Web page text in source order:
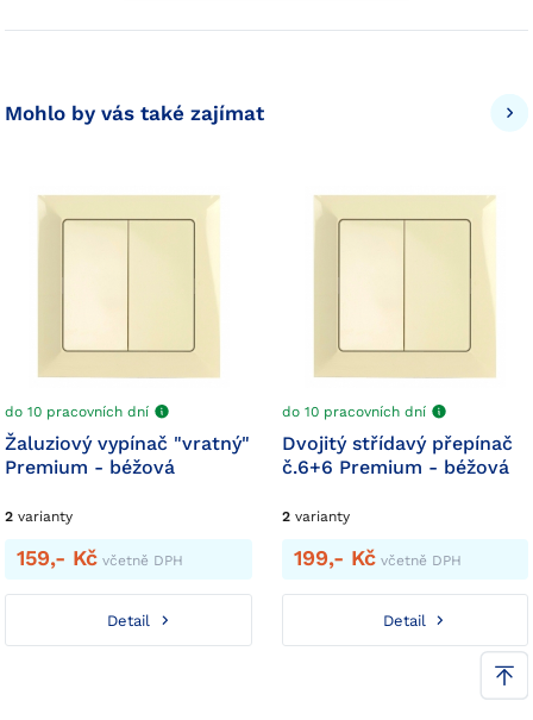
Mohlo by vás také zajímat
do 10 pracovních dní
Žaluziový vypínač "vratný"
Premium - béžová
2 varianty
159,- Kč včetně DPH
Detail
do 10 pracovních dní
Dvojitý střídavý přepínač
č.6+6 Premium - béžová
2varianty
199,- Kčvčetně DPH
Detail